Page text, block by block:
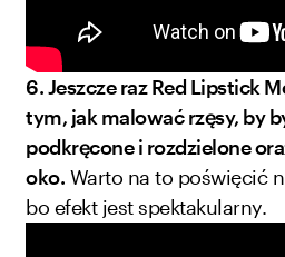
6. Jeszcze raz Red Lipstick
tym, jak malować rzęsy, by
podkręcone i rozdzielone
oko. Warto na to poświęcić
bo efekt jest spektakularny.